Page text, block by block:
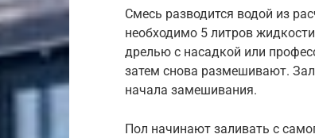
Смесь разводится водой из
необходимо 5 литров
дрелью с насадкой или
затем снова размешивают.
начала замешивания.
Пол начинают заливать с